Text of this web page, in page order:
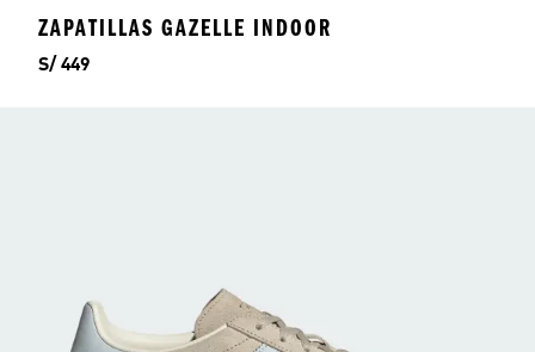
ZAPATILLAS GAZELLE INDOOR
Precio
S/ 449